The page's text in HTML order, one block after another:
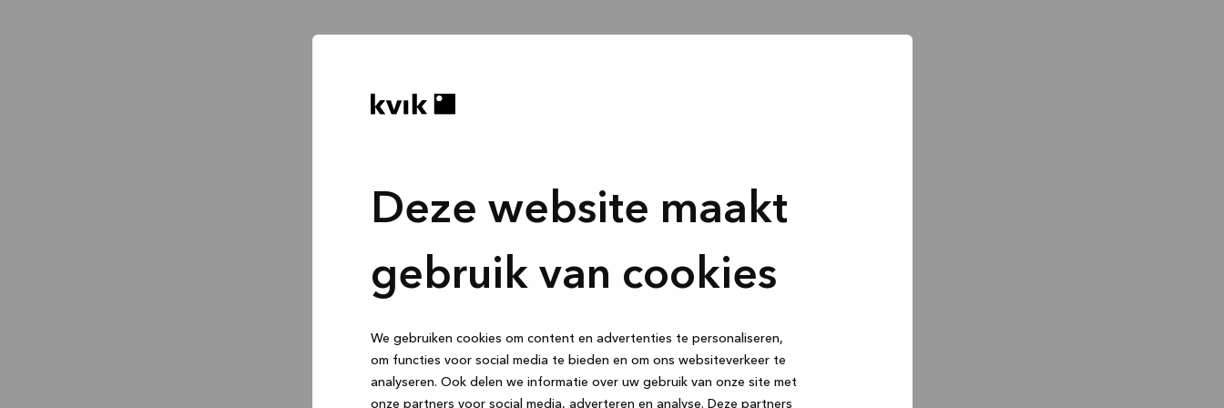
Deze website maakt
gebruik van cookies
We gebruiken cookies om content en advertenties te personaliseren,
om functies voor social media te bieden en om ons websiteverkeer te
analyseren. Ook delen we informatie over uw gebruik van onze site met
onze partners voor social media, adverteren en analyse. Deze partners